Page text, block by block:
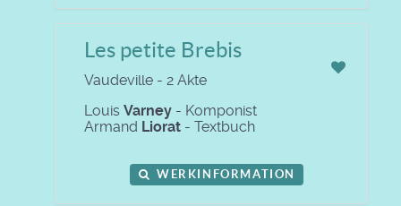
Les petite Brebis
Vaudeville - 2 Akte
Louis Varney - Komponist
Armand Liorat - Textbuch
WERKINFORMATION